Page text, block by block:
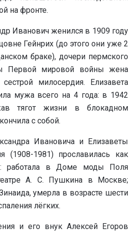
на фронте.
Иванович женился в 1909 году
Гейнрих (до этого они уже 2
браке), дочери пермского
Первой мировой войны жена
сестрой милосердия. Елизавета
мужа всего на 4 года: в 1942
тягот жизни в блокадном
с собой.
Ивановича и Елизаветы
(1908-1981) прославилась как
работала в Доме моды Поля
А. С. Пушкина в Москве;
умерла в возрасте шести
лёгких.
и его внук Алексей Егоров